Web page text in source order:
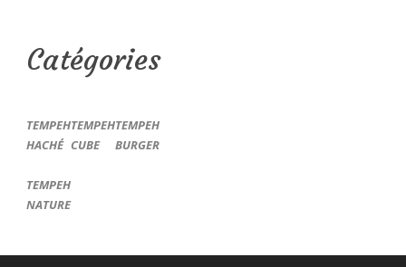
Catégories
TEMPEH
HACHÉ
TEMPEH
CUBE
TEMPEH
BURGER
TEMPEH
NATURE